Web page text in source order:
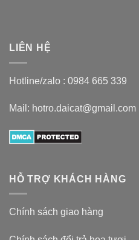
LIÊN HỆ
Hotline/zalo : 0984 665 339
Mail: hotro.daicat@gmail.com
HỖ TRỢ KHÁCH HÀNG
Chính sách giao hàng